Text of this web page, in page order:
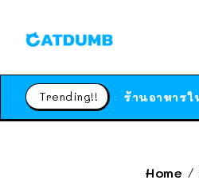
Trending!!
Home /